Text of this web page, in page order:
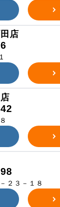
店
２３－１８